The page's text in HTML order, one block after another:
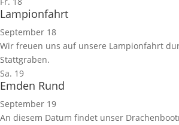
Lampionfahrt
September 18
Wir freuen uns auf unsere Lampionfahrt
Stattgraben.
Sa. 19
Emden Rund
September 19
An diesem Datum findet unser